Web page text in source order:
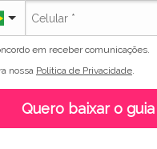
em receber comunicações.
nossa Política de Privacidade.
Quero baixar o guia
mensagem